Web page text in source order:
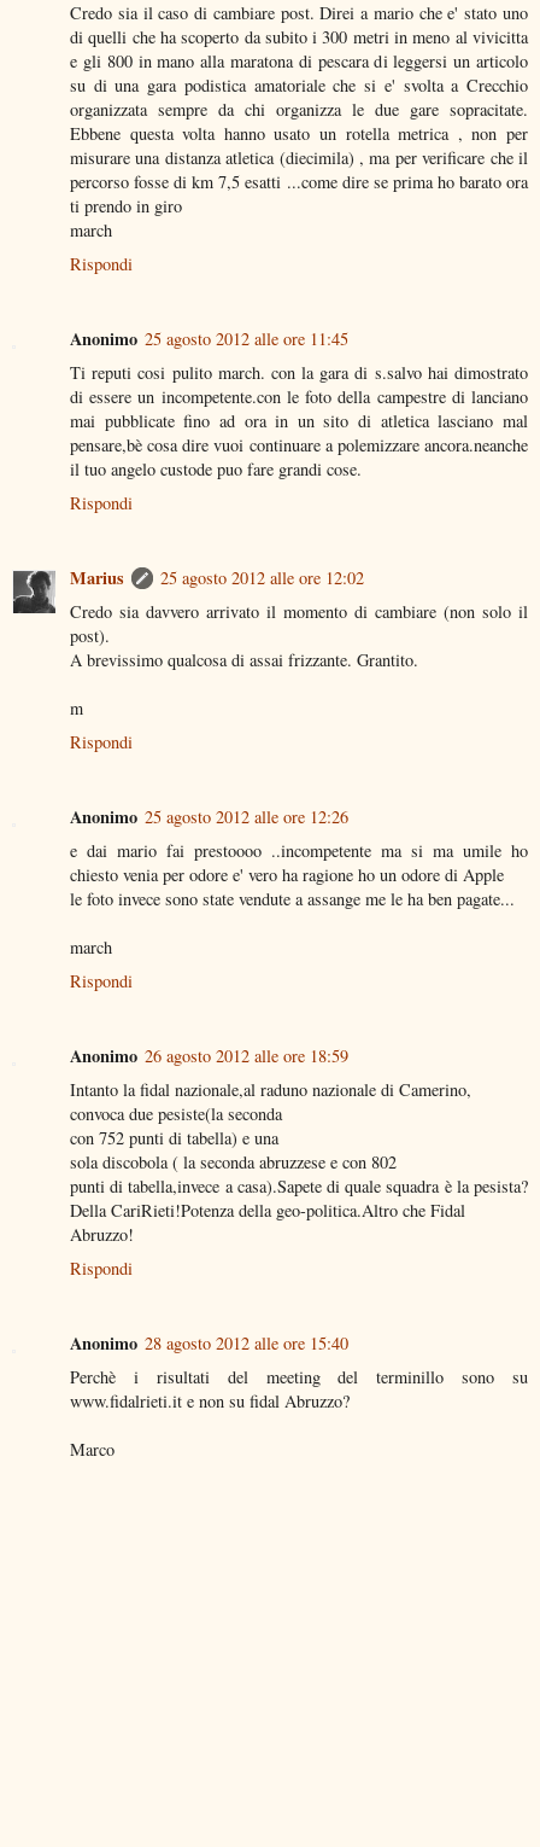
Credo sia il caso di cambiare post. Direi a mario che e' stato uno
di quelli che ha scoperto da subito i 300 metri in meno al vivicitta
e gli 800 in mano alla maratona di pescara di leggersi un articolo
su di una gara podistica amatoriale che si e' svolta a Crecchio
organizzata sempre da chi organizza le due gare sopracitate.
Ebbene questa volta hanno usato un rotella metrica , non per
misurare una distanza atletica (diecimila) , ma per verificare che il
percorso fosse di km 7,5 esatti ...come dire se prima ho barato ora
ti prendo in giro
march
Rispondi
Anonimo 25 agosto 2012 alle ore 11:45
Ti reputi cosi pulito march. con la gara di s.salvo hai dimostrato
di essere un incompetente.con le foto della campestre di lanciano
mai pubblicate fino ad ora in un sito di atletica lasciano mal
pensare,bè cosa dire vuoi continuare a polemizzare ancora.neanche
il tuo angelo custode puo fare grandi cose.
Rispondi
Marius
25 agosto 2012 alle ore 12:02
Credo sia davvero arrivato il momento di cambiare (non solo il
post).
A brevissimo qualcosa di assai frizzante. Grantito.
m
Rispondi
Anonimo 25 agosto 2012 alle ore 12:26
e dai mario fai prestoooo ..incompetente ma si ma umile ho
chiesto venia per odore e' vero ha ragione ho un odore di Apple
le foto invece sono state vendute a assange me le ha ben pagate...
march
Rispondi
Anonimo 26 agosto 2012 alle ore 18:59
Intanto la fidal nazionale,al raduno nazionale di Camerino,
convoca due pesiste(la seconda
con 752 punti di tabella) e una
sola discobola ( la seconda abruzzese e con 802
punti di tabella,invece a casa).Sapete di quale squadra è la pesista?
Della CariRieti!Potenza della geo-politica.Altro che Fidal
Abruzzo!
Rispondi
Anonimo 28 agosto 2012 alle ore 15:40
Perchè i risultati del meeting del terminillo sono su
www.fidalrieti.it e non su fidal Abruzzo?
Marco